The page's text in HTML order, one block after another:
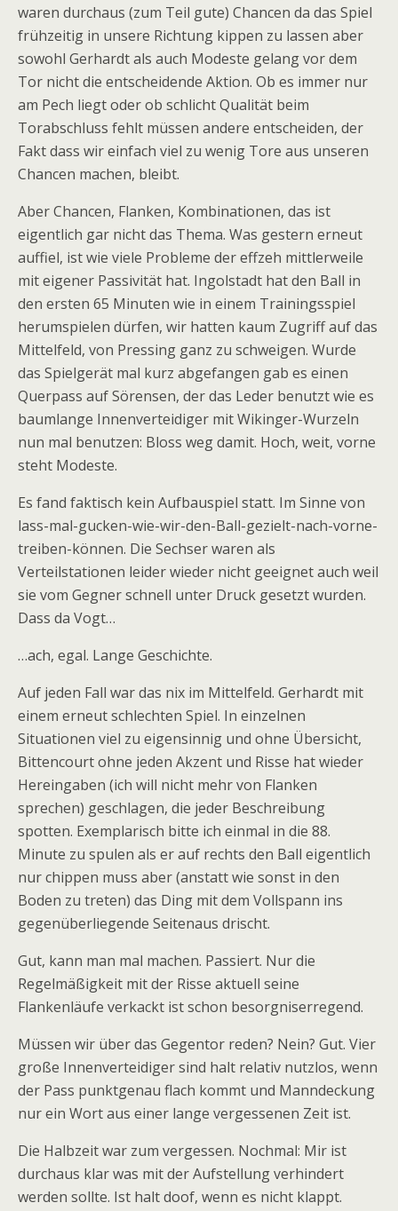
waren durchaus (zum Teil gute) Chancen da das Spiel
frühzeitig in unsere Richtung kippen zu lassen aber
sowohl Gerhardt als auch Modeste gelang vor dem
Tor nicht die entscheidende Aktion. Ob es immer nur
am Pech liegt oder ob schlicht Qualität beim
Torabschluss fehlt müssen andere entscheiden, der
Fakt dass wir einfach viel zu wenig Tore aus unseren
Chancen machen, bleibt.
Aber Chancen, Flanken, Kombinationen, das ist
eigentlich gar nicht das Thema. Was gestern erneut
auffiel, ist wie viele Probleme der effzeh mittlerweile
mit eigener Passivität hat. Ingolstadt hat den Ball in
den ersten 65 Minuten wie in einem Trainingsspiel
herumspielen dürfen, wir hatten kaum Zugriff auf das
Mittelfeld, von Pressing ganz zu schweigen. Wurde
das Spielgerät mal kurz abgefangen gab es einen
Querpass auf Sörensen, der das Leder benutzt wie es
baumlange Innenverteidiger mit Wikinger-Wurzeln
nun mal benutzen: Bloss weg damit. Hoch, weit, vorne
steht Modeste.
Es fand faktisch kein Aufbauspiel statt. Im Sinne von
lass-mal-gucken-wie-wir-den-Ball-gezielt-nach-vorne-
treiben-können. Die Sechser waren als
Verteilstationen leider wieder nicht geeignet auch weil
sie vom Gegner schnell unter Druck gesetzt wurden.
Dass da Vogt…
…ach, egal. Lange Geschichte.
Auf jeden Fall war das nix im Mittelfeld. Gerhardt mit
einem erneut schlechten Spiel. In einzelnen
Situationen viel zu eigensinnig und ohne Übersicht,
Bittencourt ohne jeden Akzent und Risse hat wieder
Hereingaben (ich will nicht mehr von Flanken
sprechen) geschlagen, die jeder Beschreibung
spotten. Exemplarisch bitte ich einmal in die 88.
Minute zu spulen als er auf rechts den Ball eigentlich
nur chippen muss aber (anstatt wie sonst in den
Boden zu treten) das Ding mit dem Vollspann ins
gegenüberliegende Seitenaus drischt.
Gut, kann man mal machen. Passiert. Nur die
Regelmäßigkeit mit der Risse aktuell seine
Flankenläufe verkackt ist schon besorgniserregend.
Müssen wir über das Gegentor reden? Nein? Gut. Vier
große Innenverteidiger sind halt relativ nutzlos, wenn
der Pass punktgenau flach kommt und Manndeckung
nur ein Wort aus einer lange vergessenen Zeit ist.
Die Halbzeit war zum vergessen. Nochmal: Mir ist
durchaus klar was mit der Aufstellung verhindert
werden sollte. Ist halt doof, wenn es nicht klappt.